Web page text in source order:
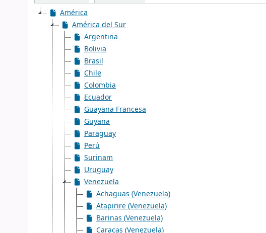
América
América del Sur
Argentina
Bolivia
Brasil
Chile
Colombia
Ecuador
Guayana Francesa
Guyana
Paraguay
Perú
Surinam
Uruguay
Venezuela
Achaguas (Venezuela)
Atapirire (Venezuela)
Barinas (Venezuela)
Caracas (Venezuela)